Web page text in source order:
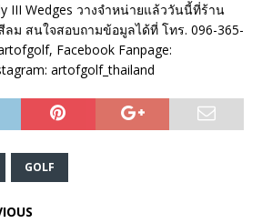
III Wedges วางจำหน่ายแล้ววันนี้ที่ร้าน
ม สนใจสอบถามข้อมูลได้ที่ โทร. 096-365-
Facebook Fanpage:
artofgolf_thailand
GOLF